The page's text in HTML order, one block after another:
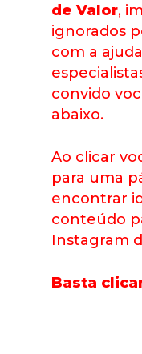
de Valor,
ignorados
com a
convido
abaixo.
Ao clicar
para uma
encontrar
conteúdo
Instagram
Basta